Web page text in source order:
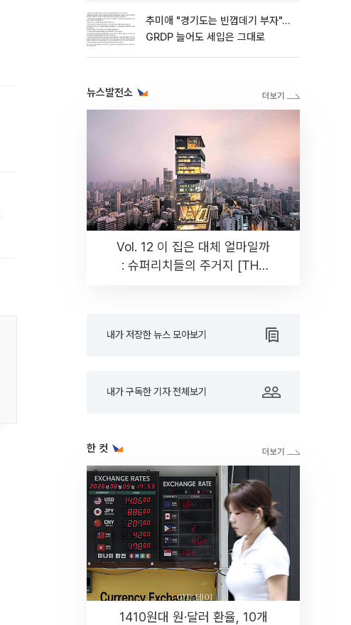
추미애 "경기도는 빈껍데기 부자"…
GRDP 늘어도 세입은 그대로
뉴스발전소
Vol. 12 이 집은 대체 얼마일까
: 슈퍼리치들의 주거지 [THE
내가 저장한 뉴스 모아보기
내가 구독한 기자 전체보기
한 컷
1410원대 원·달러 환율, 10개